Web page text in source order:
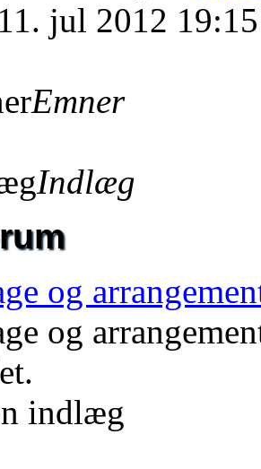
jul 2012 19:15
Emner
Indlæg
og
og
indlæg